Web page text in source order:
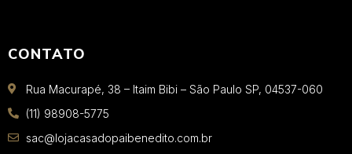
CONTATO
Rua Macurapé, 38 – Itaim Bibi – São Paulo SP, 04537-060
(11) 98908-5775
sac@lojacasadopaibenedito.com.br